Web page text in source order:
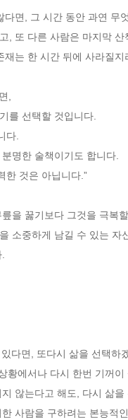
다면, 그 시간 동안 과연
, 또 다른 사람은 마지막
재는 한 시간 뒤에 사라질
,
를 선택할 것입니다.
다.
명한 술책이기도 합니다.
한 것은 아닙니다.”
을 꿇기보다 그것을 극복
소중하게 남길 수 있는
다면, 또다시 삶을 선택하
황에서나 다시 한번 기꺼
않는다고 해도, 다시 삶
사람을 구하려는 본능